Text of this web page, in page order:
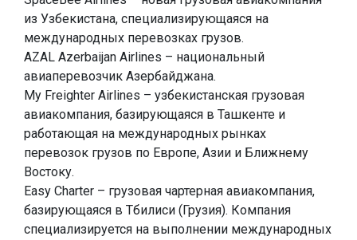
из Узбекистана, специализирующаяся на
международных перевозках грузов.
AZAL Azerbaijan Airlines – национальный
авиаперевозчик Азербайджана.
My Freighter Airlines – узбекистанская грузовая
авиакомпания, базирующаяся в Ташкенте и
работающая на международных рынках
перевозок грузов по Европе, Азии и Ближнему
Востоку.
Easy Charter – грузовая чартерная авиакомпания,
базирующаяся в Тбилиси (Грузия). Компания
специализируется на выполнении международных